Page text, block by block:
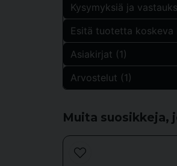
Kysymyksiä ja
vad är den gjord av för
Kauppa vastasi
Calle kysyi1 vuosi sitten
Vilken färg är denna
Esitä tuotetta koskeva
question
Kysy meiltä jotain
name
Asiakirjat (1)
372975_manual.pdf
Arvostelut (1)
Sandor
5 vuotta sitten
Mycket bra kvalitet, lätt
Muita suosikkeja,